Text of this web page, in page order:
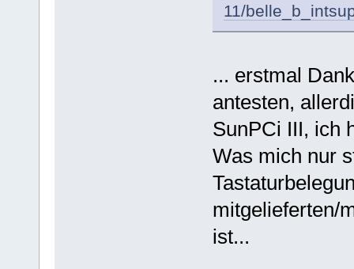
11/
... erstmal
antesten,
SunPCi III, ich
Was mich nur
mitgelieferten/
ist...